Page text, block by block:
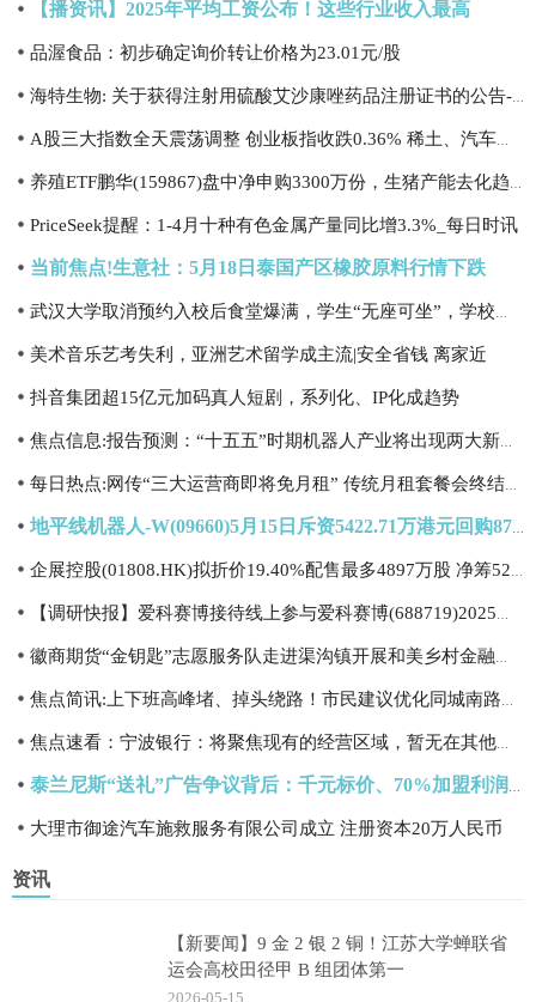
【播资讯】2025年平均工资公布！这些行业收入最高
品渥食品：初步确定询价转让价格为23.01元/股
海特生物: 关于获得注射用硫酸艾沙康唑药品注册证书的公告-热门看点
A股三大指数全天震荡调整 创业板指收跌0.36% 稀土、汽车板块走低_速读
养殖ETF鹏华(159867)盘中净申购3300万份，生猪产能去化趋势明确
PriceSeek提醒：1-4月十种有色金属产量同比增3.3%_每日时讯
当前焦点!生意社：5月18日泰国产区橡胶原料行情下跌
武汉大学取消预约入校后食堂爆满，学生“无座可坐”，学校回应
美术音乐艺考失利，亚洲艺术留学成主流|安全省钱 离家近
抖音集团超15亿元加码真人短剧，系列化、IP化成趋势
焦点信息:报告预测：“十五五”时期机器人产业将出现两大新趋势
每日热点:网传“三大运营商即将免月租” 传统月租套餐会终结吗？
地平线机器人-W(09660)5月15日斥资5422.71万港元回购870万股-每日速讯
企展控股(01808.HK)拟折价19.40%配售最多4897万股 净筹5227万港元-焦点热文
【调研快报】爱科赛博接待线上参与爱科赛博(688719)2025年度暨2026年第一季度业绩说明会的全体投资者等43家机构调研 焦点快播
徽商期货“金钥匙”志愿服务队走进渠沟镇开展和美乡村金融培训
焦点简讯:上下班高峰堵、掉头绕路！市民建议优化同城南路通行，官方答复来了丨融媒问政·问政回访
焦点速看：宁波银行：将聚焦现有的经营区域，暂无在其他城市开设分行的计划
泰兰尼斯“送礼”广告争议背后：千元标价、70%加盟利润与38元出厂底价
大理市御途汽车施救服务有限公司成立 注册资本20万人民币
资讯
【新要闻】9 金 2 银 2 铜！江苏大学蝉联省
运会高校田径甲 B 组团体第一
2026-05-15